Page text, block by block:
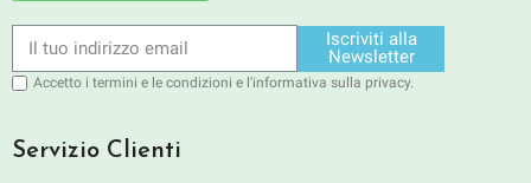
Iscriviti alla
Newsletter
Accetto i termini e le condizioni e l'informativa sulla privacy.
Servizio Clienti